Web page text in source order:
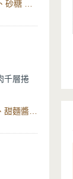
千層捲
，接著